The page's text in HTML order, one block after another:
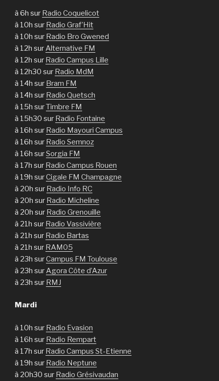
à 6h sur Radio Coquelicot
à 10h sur Radio Graf’Hit
à 10h sur Radio Bro Gwened
à 12h surAlternative FM
à 12h sur Radio Campus Lille
à 12h30 sur Radio MdM
à 14h sur Bram FM
à 14h sur Radio Quetsch
à 15h surTimbre FM
à 15h30 sur Radio Fontaine
à 16h sur Radio Mayouri Campus
à 16h sur Radio Semnoz
à 16h surSorgia FM
à 17h sur Radio Campus Rouen
à 19h surCigale FM Champagne
à 20h sur Radio Info RC
à 20h sur Radio Micheline
à 20h sur Radio Grenouille
à 21h sur Radio Vassivière
à 21h sur Radio Bartas
à 21h sur RAM05
à 23h surCampus FM Toulouse
à 23h surAgora Côte d’Azur
à 23h sur RMJ
Mardi
à 10h sur Radio Evasion
à 16h sur Radio Rempart
à 17h sur Radio Campus St-Etienne
à 19h sur Radio Neptune
à 20h30 sur Radio Grésivaudan